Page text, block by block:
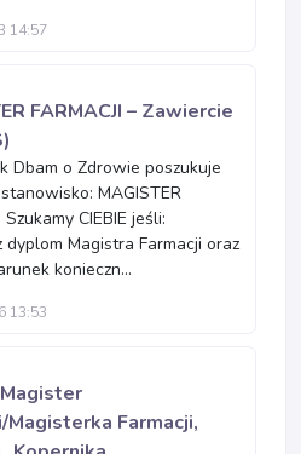
14:57
FARMACJI – Zawiercie
Dbam o Zdrowie poszukuje
MAGISTER
Szukamy CIEBIE jeśli:
dyplom Magistra Farmacji oraz
konieczn...
13:53
Magisterka Farmacji,